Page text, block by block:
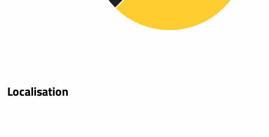
Localisation